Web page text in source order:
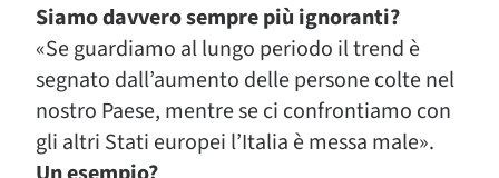
Siamo davvero sempre più ignoranti?
«Se guardiamo al lungo periodo il trend è
segnato dall’aumento delle persone colte nel
nostro Paese, mentre se ci confrontiamo con
gli altri Stati europei l’Italia è messa male».